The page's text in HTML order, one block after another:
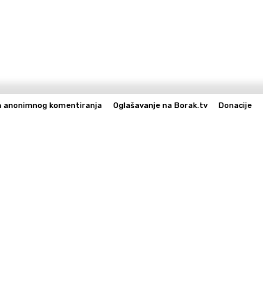
anonimnog komentiranja Oglašavanje na Borak.tv Donacije